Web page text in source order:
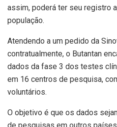
assim, poderá ter seu registro
população.
Atendendo a um pedido da
contratualmente, o Butantan
dados da fase 3 dos testes
em 16 centros de pesquisa,
voluntários.
O objetivo é que os dados